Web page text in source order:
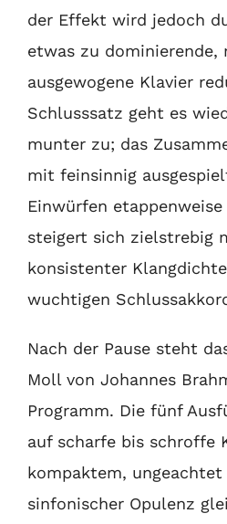
der Effekt wird jedoch
etwas zu
ausgewogene Klavier
Schlusssatz geht es
munter zu; das
mit feinsinnig
Einwürfen
steigert sich zielstrebig
konsistenter
wuchtigen
Nach der Pause steht
Moll von Johannes
Programm. Die fünf
auf scharfe bis schroffe
kompaktem, ungeachtet
sinfonischer Opulenz